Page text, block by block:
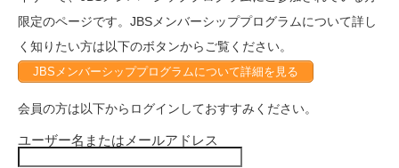
限定のページです。JBSメンバーシッププログラムについて詳し
く知りたい方は以下のボタンからご覧ください。
JBSメンバーシッププログラムについて詳細を見る
会員の方は以下からログインしておすすみください。
ユーザー名またはメールアドレス